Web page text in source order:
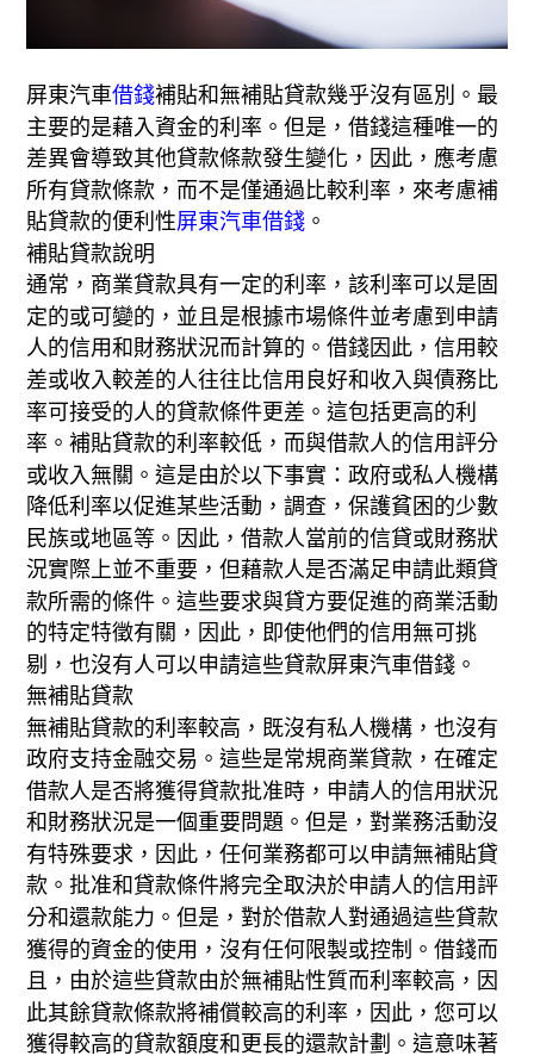
屏東汽車借錢補貼和無補貼貸款幾乎沒有區別。最
主要的是藉入資金的利率。但是，借錢這種唯一的
差異會導致其他貸款條款發生變化，因此，應考慮
所有貸款條款，而不是僅通過比較利率，來考慮補
貼貸款的便利性屏東汽車借錢 。
補貼貸款說明
通常，商業貸款具有一定的利率，該利率可以是固
定的或可變的，並且是根據市場條件並考慮到申請
人的信用和財務狀況而計算的。借錢因此，信用較
差或收入較差的人往往比信用良好和收入與債務比
率可接受的人的貸款條件更差。這包括更高的利
率。補貼貸款的利率較低，而與借款人的信用評分
或收入無關。這是由於以下事實：政府或私人機構
降低利率以促進某些活動，調查，保護貧困的少數
民族或地區等。因此，借款人當前的信貸或財務狀
況實際上並不重要，但藉款人是否滿足申請此類貸
款所需的條件。這些要求與貸方要促進的商業活動
的特定特徵有關，因此，即使他們的信用無可挑
剔，也沒有人可以申請這些貸款屏東汽車借錢。
無補貼貸款
無補貼貸款的利率較高，既沒有私人機構，也沒有
政府支持金融交易。這些是常規商業貸款，在確定
借款人是否將獲得貸款批准時，申請人的信用狀況
和財務狀況是一個重要問題。但是，對業務活動沒
有特殊要求，因此，任何業務都可以申請無補貼貸
款。批准和貸款條件將完全取決於申請人的信用評
分和還款能力。但是，對於借款人對通過這些貸款
獲得的資金的使用，沒有任何限製或控制。借錢而
且，由於這些貸款由於無補貼性質而利率較高，因
此其餘貸款條款將補償較高的利率，因此，您可以
獲得較高的貸款額度和更長的還款計劃。這意味著